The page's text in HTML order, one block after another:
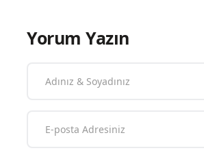
Yorum Yazın